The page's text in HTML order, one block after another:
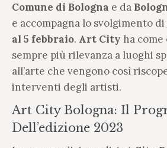
Comune di Bologna e da
e accompagna lo svolgimento di
al 5 febbraio. Art City ha
sempre più rilevanza a luoghi
all’arte che vengono così
interventi degli artisti.
Art City Bologna: Il
Dell’edizione 2023